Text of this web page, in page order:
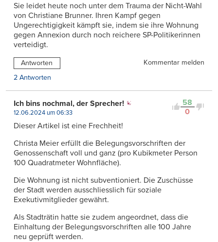
Sie leidet heute noch unter dem Trauma der Nicht-Wahl
von Christiane Brunner. Ihren Kampf gegen
Ungerechtigigkeit kämpft sie, indem sie ihre Wohnung
gegen Annexion durch noch reichere SP-Politikerinnen
verteidigt.
Antworten
Kommentar melden
2 Antworten
58
0
Ich bins nochmal, der Sprecher!
12.06.2024 um 06:33
Dieser Artikel ist eine Frechheit!
Christa Meier erfüllt die Belegungsvorschriften der
Genossenschaft voll und ganz (pro Kubikmeter Person
100 Quadratmeter Wohnfläche).
Die Wohnung ist nicht subventioniert. Die Zuschüsse
der Stadt werden ausschliesslich für soziale
Exekutivmitglieder gewährt.
Als Stadträtin hatte sie zudem angeordnet, dass die
Einhaltung der Belegungsvorschriften alle 100 Jahre
neu geprüft werden.